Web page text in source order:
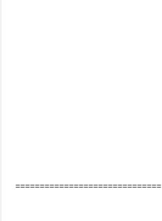
==============================